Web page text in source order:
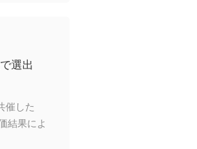
選出
催した
結果によ